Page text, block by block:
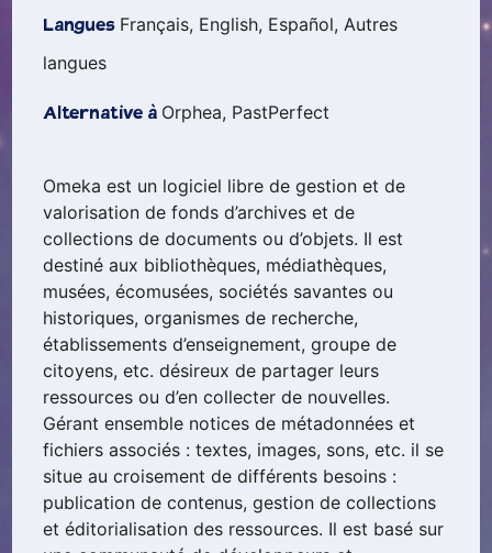
Langues Français, English, Español, Autres
langues
Alternative à Orphea, PastPerfect
Omeka est un logiciel libre de gestion et de
valorisation de fonds d’archives et de
collections de documents ou d’objets. Il est
destiné aux bibliothèques, médiathèques,
musées, écomusées, sociétés savantes ou
historiques, organismes de recherche,
établissements d’enseignement, groupe de
citoyens, etc. désireux de partager leurs
ressources ou d’en collecter de nouvelles.
Gérant ensemble notices de métadonnées et
fichiers associés : textes, images, sons, etc. il se
situe au croisement de différents besoins :
publication de contenus, gestion de collections
et éditorialisation des ressources. Il est basé sur